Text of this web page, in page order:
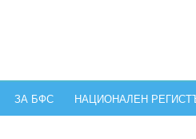
ЗА БФС НАЦИОНАЛЕН